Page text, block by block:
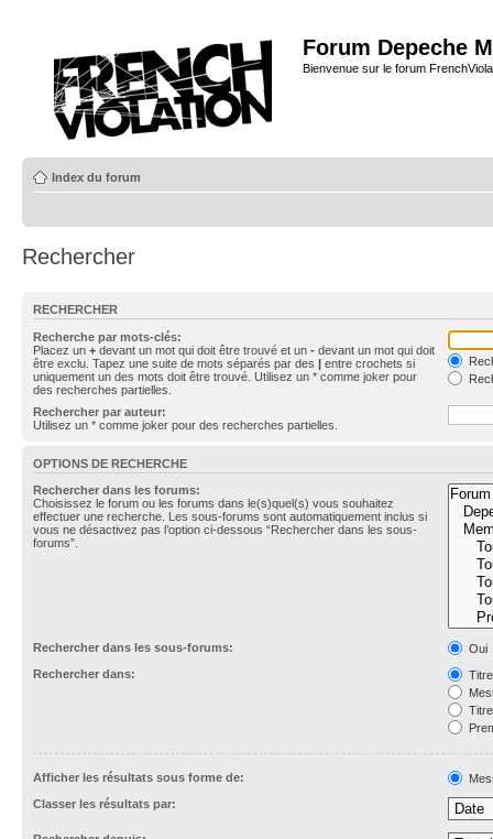
Forum Depeche
Bienvenue sur le forum
Index du forum
Rechercher
RECHERCHER
Recherche par mots-clés:
Placez un + devant un mot qui doit être trouvé et un - devant un mot qui doit
être exclu. Tapez une suite de mots séparés par des | entre crochets si
uniquement un des mots doit être trouvé. Utilisez un * comme joker pour
des recherches partielles.
Rechercher par auteur:
Utilisez un * comme joker pour des recherches partielles.
OPTIONS DE RECHERCHE
Rechercher dans les forums:
Choisissez le forum ou les forums dans le(s)quel(s) vous souhaitez
effectuer une recherche. Les sous-forums sont automatiquement inclus si
vous ne désactivez pas l’option ci-dessous “Rechercher dans les sous-
forums”.
Rechercher dans les sous-forums:
Oui
Rechercher dans:
Afficher les résultats sous forme de:
Classer les résultats par: